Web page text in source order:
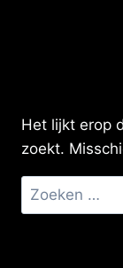
Het lijkt erop
zoekt.
Zoeken
naar: